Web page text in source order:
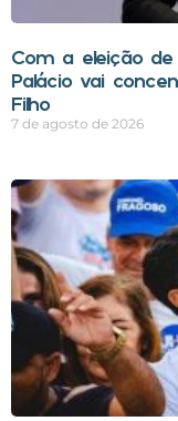
Com a eleição
Palácio vai
Filho
7 de agosto de 2026